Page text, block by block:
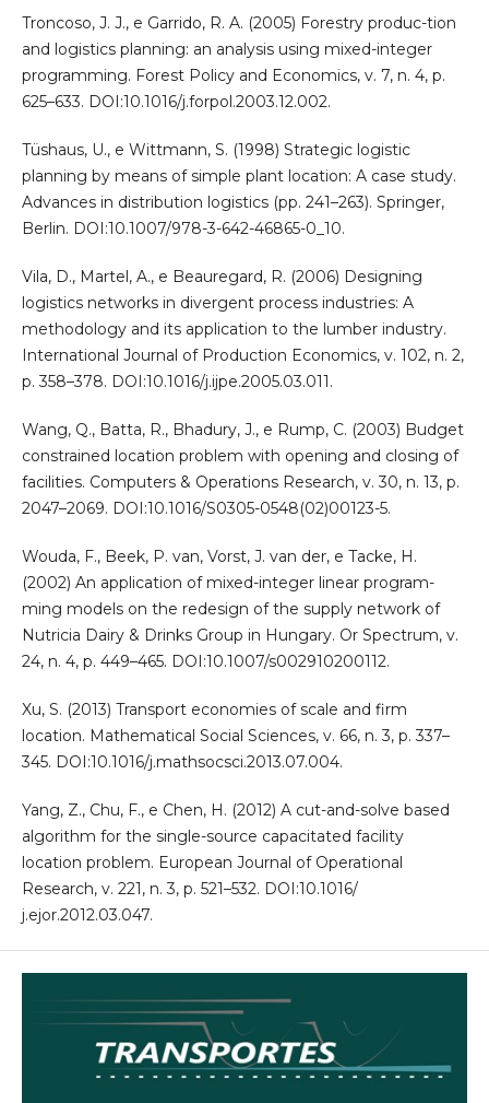
Troncoso, J. J., e Garrido, R. A. (2005) Forestry produc-tion
and logistics planning: an analysis using mixed-integer
programming. Forest Policy and Economics, v. 7, n. 4, p.
625–633. DOI:10.1016/j.forpol.2003.12.002.
Tüshaus, U., e Wittmann, S. (1998) Strategic logistic
planning by means of simple plant location: A case study.
Advances in distribution logistics (pp. 241–263). Springer,
Berlin. DOI:10.1007/978-3-642-46865-0_10.
Vila, D., Martel, A., e Beauregard, R. (2006) Designing
logistics networks in divergent process industries: A
methodology and its application to the lumber industry.
International Journal of Production Economics, v. 102, n. 2,
p. 358–378. DOI:10.1016/j.ijpe.2005.03.011.
Wang, Q., Batta, R., Bhadury, J., e Rump, C. (2003) Budget
constrained location problem with opening and closing of
facilities. Computers & Operations Research, v. 30, n. 13, p.
2047–2069. DOI:10.1016/S0305-0548(02)00123-5.
Wouda, F., Beek, P. van, Vorst, J. van der, e Tacke, H.
(2002) An application of mixed-integer linear program-
ming models on the redesign of the supply network of
Nutricia Dairy & Drinks Group in Hungary. Or Spectrum, v.
24, n. 4, p. 449–465. DOI:10.1007/s002910200112.
Xu, S. (2013) Transport economies of scale and firm
location. Mathematical Social Sciences, v. 66, n. 3, p. 337–
345. DOI:10.1016/j.mathsocsci.2013.07.004.
Yang, Z., Chu, F., e Chen, H. (2012) A cut-and-solve based
algorithm for the single-source capacitated facility
location problem. European Journal of Operational
Research, v. 221, n. 3, p. 521–532. DOI:10.1016/
j.ejor.2012.03.047.